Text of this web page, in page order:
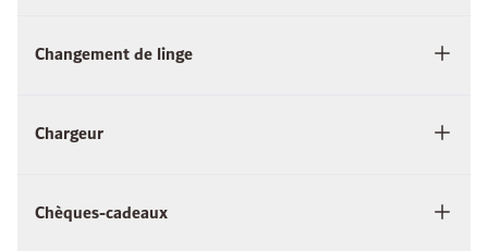
Changement de linge
Chargeur
Chèques-cadeaux